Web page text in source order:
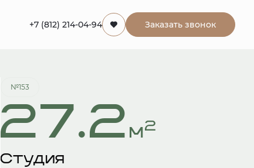
+7 (812) 214-04-94 Заказать звонок
Квартира забронирована
№153
27.2 м2
Студия